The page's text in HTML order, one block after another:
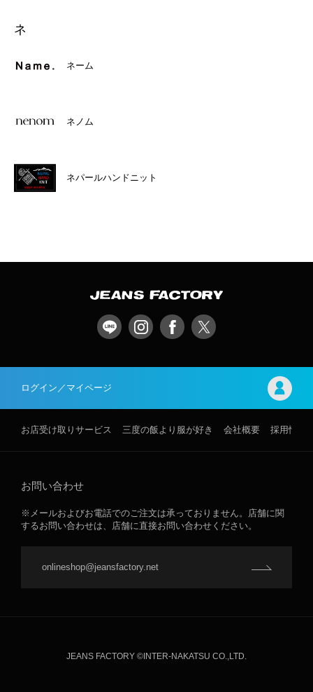
ネ
ネーム
ネノム
ネパールハンドニット
ログイン／マイページ
お店受け取りサービス 三度の飯より服が好き 会社概要 採用情報
お問い合わせ
※メールおよびお電話でのご注文は承っておりません。店舗に関
するお問い合わせは、店舗に直接お問い合わせください。
onlineshop@jeansfactory.net
JEANS FACTORY ©INTER-NAKATSU CO.,LTD.